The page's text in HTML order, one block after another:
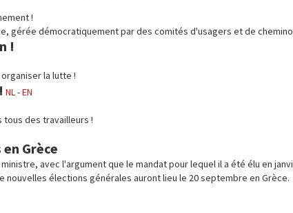
!
gérée démocratiquement par des comités d'usagers et de
!
la lutte !
NL-EN
tous des travailleurs !
Grèce
avec l'argument que le mandat pour lequel il a été élu en
nouvelles élections générales auront lieu le 20 septembre en Grèce.